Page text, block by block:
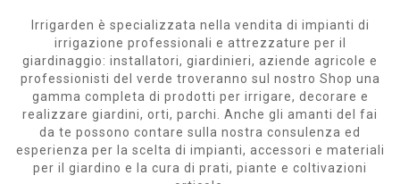
Irrigarden è specializzata nella vendita di impianti di
irrigazione professionali e attrezzature per il
giardinaggio: installatori, giardinieri, aziende agricole e
professionisti del verde troveranno sul nostro Shop una
gamma completa di prodotti per irrigare, decorare e
realizzare giardini, orti, parchi. Anche gli amanti del fai
da te possono contare sulla nostra consulenza ed
esperienza per la scelta di impianti, accessori e materiali
per il giardino e la cura di prati, piante e coltivazioni